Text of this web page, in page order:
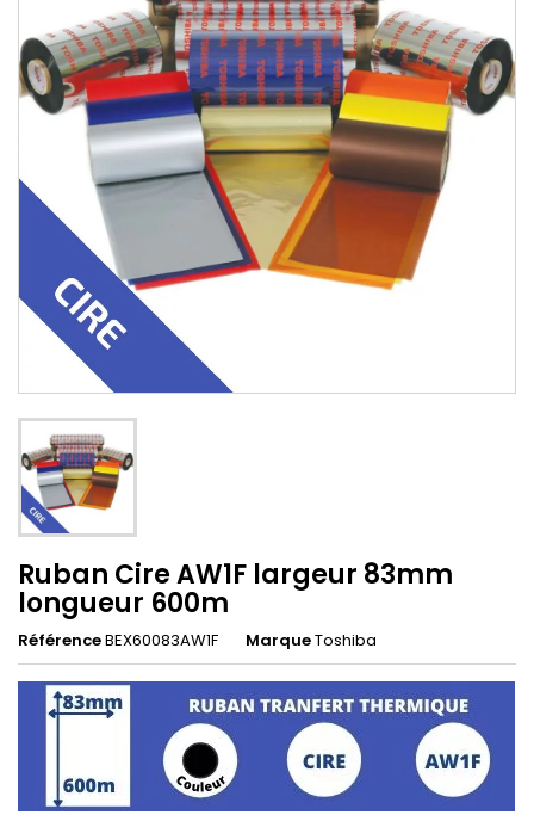
Ruban Cire AW1F largeur 83mm
longueur 600m
RéférenceBEX60083AW1F MarqueToshiba